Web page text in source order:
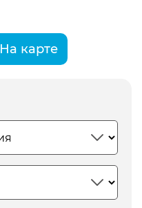
На карте